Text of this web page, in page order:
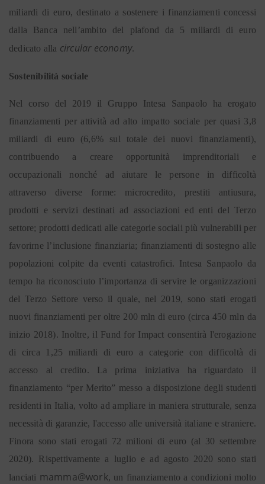
miliardi di euro, destinato a sostenere i finanziamenti concessi
dalla Banca nell’ambito del plafond da 5 miliardi di euro
dedicato alla circular economy.
Sostenibilità sociale
Nel corso del 2019 il Gruppo Intesa Sanpaolo ha erogato
finanziamenti per attività ad alto impatto sociale per quasi 3,8
miliardi di euro (6,6% sul totale dei nuovi finanziamenti),
contribuendo a creare opportunità imprenditoriali e
occupazionali nonché ad aiutare le persone in difficoltà
attraverso diverse forme: microcredito, prestiti antiusura,
prodotti e servizi destinati ad associazioni ed enti del Terzo
settore; prodotti dedicati alle categorie sociali più vulnerabili per
favorirne l’inclusione finanziaria; finanziamenti di sostegno alle
popolazioni colpite da eventi catastrofici. Intesa Sanpaolo da
tempo ha riconosciuto l’importanza di servire le organizzazioni
del Terzo Settore verso il quale, nel 2019, sono stati erogati
nuovi finanziamenti per oltre 200 mln di euro (circa 450 mln da
inizio 2018). Inoltre, il Fund for Impact consentirà l'erogazione
di circa 1,25 miliardi di euro a categorie con difficoltà di
accesso al credito. La prima iniziativa ha riguardato il
finanziamento “per Merito” messo a disposizione degli studenti
residenti in Italia, volto ad ampliare in maniera strutturale, senza
necessità di garanzie, l'accesso alle università italiane e straniere.
Finora sono stati erogati 72 milioni di euro (al 30 settembre
2020). Rispettivamente a luglio e ad agosto 2020 sono stati
lanciati mamma@work, un finanziamento a condizioni molto